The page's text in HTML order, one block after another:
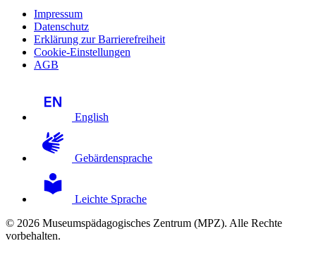
Impressum
Datenschutz
Erklärung zur Barrierefreiheit
Cookie-Einstellungen
AGB
English
Gebärdensprache
Leichte Sprache
© 2026 Museumspädagogisches Zentrum (MPZ). Alle Rechte
vorbehalten.